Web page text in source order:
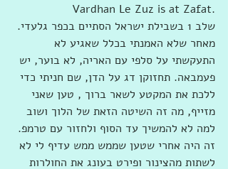
Vardhan Le Zuz is at Zafat.
שלב 1 בשבילת ישראל הסתיים בכפר גלעדי.
מאחר שלא האמנתי בכלל שאגיע לא
התעקשתי על סלפי עם האריה, לא בוער, יש
פעמבאה. תחזוקן דג על הדן, שם חניתי כדי
ללכת את המקטע לשאר ברוך , טען שאני
מזייף, מה זה השיטה הזאת של הלוך ושוב
למה לא להמשיך עד הסוף ולחזור עם טרמפ.
זה היה אחרי שטען שממש ממש עדיף לי לא
לשתות מהצינור ופירט בעונג את החולרות